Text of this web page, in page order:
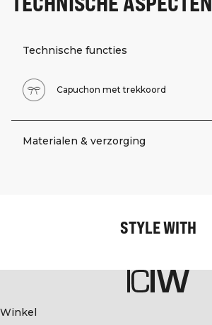
Technische functies
Capuchon met trekkoord
Materialen & verzorging
STYLE WITH
Winkel